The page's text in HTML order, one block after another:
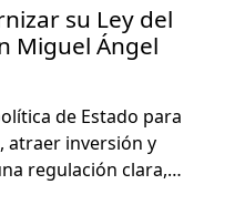
su Ley del
Miguel Ángel
de Esta­do para
atraer inver­sión y
reg­u­lación clara,…